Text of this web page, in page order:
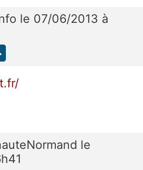
le 07/06/2013 à
le